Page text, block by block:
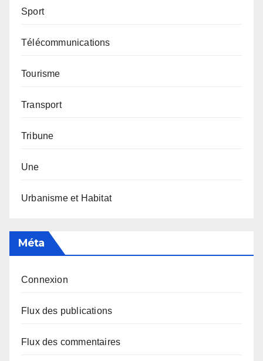
Sport
Télécommunications
Tourisme
Transport
Tribune
Une
Urbanisme et Habitat
Méta
Connexion
Flux des publications
Flux des commentaires